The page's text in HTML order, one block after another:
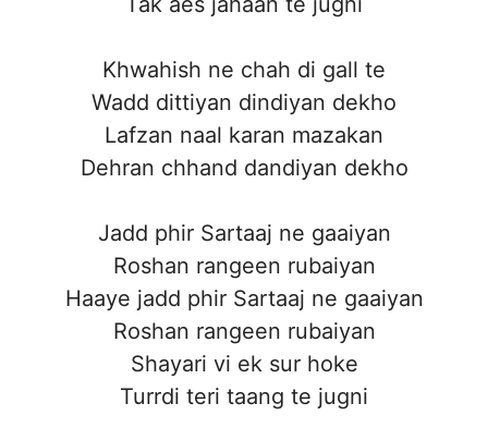
Khwahish ne chah di gall te
Wadd dittiyan dindiyan dekho
Lafzan naal karan mazakan
Dehran chhand dandiyan dekho
Jadd phir Sartaaj ne gaaiyan
Roshan rangeen rubaiyan
Haaye jadd phir Sartaaj ne gaaiyan
Roshan rangeen rubaiyan
Shayari vi ek sur hoke
Turrdi teri taang te jugni